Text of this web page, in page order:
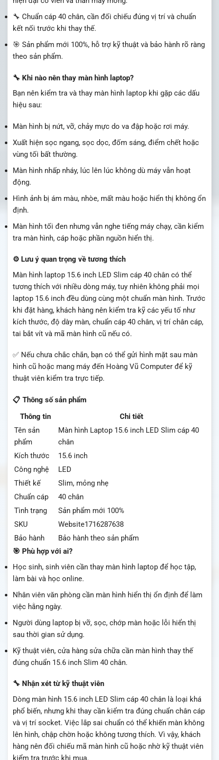
🔧 Chuẩn cáp 40 chân, cần đối chiếu đúng vị trí và chuẩn
kết nối trước khi thay thế.
🎯 Sản phẩm mới 100%, hỗ trợ kỹ thuật và bảo hành rõ ràng
theo sản phẩm.
🔧 Khi nào nên thay màn hình laptop?
Bạn nên kiểm tra và thay màn hình laptop khi gặp các dấu
hiệu sau:
Màn hình bị nứt, vỡ, chảy mực do va đập hoặc rơi máy.
Xuất hiện sọc ngang, sọc dọc, đốm sáng, điểm chết hoặc
vùng tối bất thường.
Màn hình nhấp nháy, lúc lên lúc không dù máy vẫn hoạt
động.
Hình ảnh bị ám màu, nhòe, mất màu hoặc hiển thị không ổn
định.
Màn hình tối đen nhưng vẫn nghe tiếng máy chạy, cần kiểm
tra màn hình, cáp hoặc phần nguồn hiển thị.
⚙️ Lưu ý quan trọng về tương thích
Màn hình laptop 15.6 inch LED Slim cáp 40 chân có thể
tương thích với nhiều dòng máy, tuy nhiên không phải mọi
laptop 15.6 inch đều dùng cùng một chuẩn màn hình. Trước
khi đặt hàng, khách hàng nên kiểm tra kỹ các yếu tố như
kích thước, độ dày màn, chuẩn cáp 40 chân, vị trí chân cáp,
tai bắt vít và mã màn hình cũ nếu có.
✅ Nếu chưa chắc chắn, bạn có thể gửi hình mặt sau màn
hình cũ hoặc mang máy đến Hoàng Vũ Computer để kỹ
thuật viên kiểm tra trực tiếp.
📋 Thông số sản phẩm
Thông tin
Chi tiết
Tên sản
phẩm
Màn hình Laptop 15.6 inch LED Slim cáp 40
chân
Kích thước
15.6 inch
Công nghệ
LED
Thiết kế
Slim, mỏng nhẹ
Chuẩn cáp
40 chân
Tình trạng
Sản phẩm mới 100%
SKU
Website1716287638
Bảo hành
Bảo hành theo sản phẩm
🎯 Phù hợp với ai?
Học sinh, sinh viên cần thay màn hình laptop để học tập,
làm bài và học online.
Nhân viên văn phòng cần màn hình hiển thị ổn định để làm
việc hằng ngày.
Người dùng laptop bị vỡ, sọc, chớp màn hoặc lỗi hiển thị
sau thời gian sử dụng.
Kỹ thuật viên, cửa hàng sửa chữa cần màn hình thay thế
đúng chuẩn 15.6 inch Slim 40 chân.
🔧 Nhận xét từ kỹ thuật viên
Dòng màn hình 15.6 inch LED Slim cáp 40 chân là loại khá
phổ biến, nhưng khi thay cần kiểm tra đúng chuẩn chân cáp
và vị trí socket. Việc lắp sai chuẩn có thể khiến màn không
lên hình, chập chờn hoặc không tương thích. Vì vậy, khách
hàng nên đối chiếu mã màn hình cũ hoặc nhờ kỹ thuật viên
kiểm tra trước khi mua.